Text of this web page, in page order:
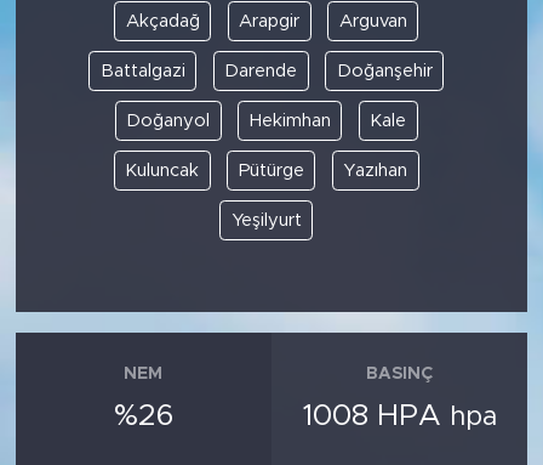
Akçadağ Arapgir Arguvan
Battalgazi Darende Doğanşehir
Doğanyol Hekimhan Kale
Kuluncak Pütürge Yazıhan
Yeşilyurt
NEM
%26
BASINÇ
1008 HPA hpa